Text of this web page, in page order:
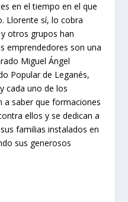
en el tiempo en el que
Llorente sí, lo cobra
otros grupos han
emprendedores son una
Miguel Ángel
Popular de Leganés,
cada uno de los
a saber que formaciones
ellos y se dedican a
familias instalados en
sus generosos